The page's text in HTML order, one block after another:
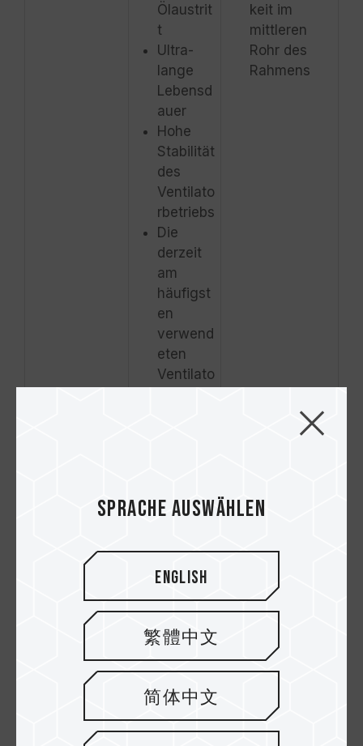
Ölaustrit
t
Ultra-
lange
Lebensd
auer
Hohe
Stabilität
des
Ventilato
rbetriebs
Die
derzeit
am
häufigst
en
verwend
eten
Ventilato
keit im
mittleren
Rohr des
Rahmens
Patentier
Komplexe
Herstellung
von Lagern
mit dieser
harm
Niedrige
Kosten
Geringere
Lebensdauer
zu 2-Kugel-
Strukturen
Sprache auswählen
English
繁體中文
简体中文